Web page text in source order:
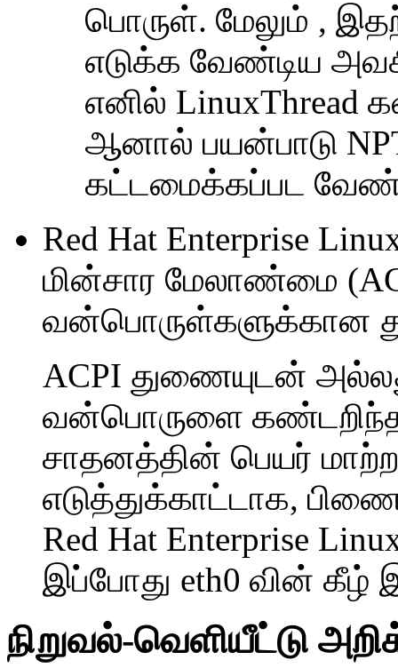
பொருள். மேலும் ,
எடுக்க வேண்டிய
எனில் LinuxThread
ஆனால் பயன்பாடு
கட்டமைக்கப்பட
Red Hat Enterprise
மின்சார மேலாண்மை
வன்பொருள்களுக்கான
ACPI துணையுடன்
வன்பொருளை
சாதனத்தின் பெயர்
எடுத்துக்காட்டாக,
Red Hat Enterprise
இப்போது eth0 வின் கீழ்
நிறுவல்-வெளியீட்டு